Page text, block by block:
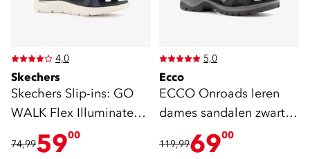
4,0
Skechers
Skechers Slip-ins: GO
WALK Flex Illuminate
sandalen blauw
74,995900
5,0
Ecco
ECCO Onroads leren
dames sandalen zwart
119,996900